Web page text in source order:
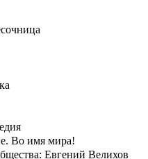
Во имя мира!
Евгений Велихов